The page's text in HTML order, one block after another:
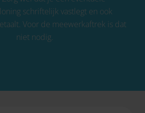
schriftelijk vastlegt en ook
Voor de meewerkaftrek is dat
niet nodig.